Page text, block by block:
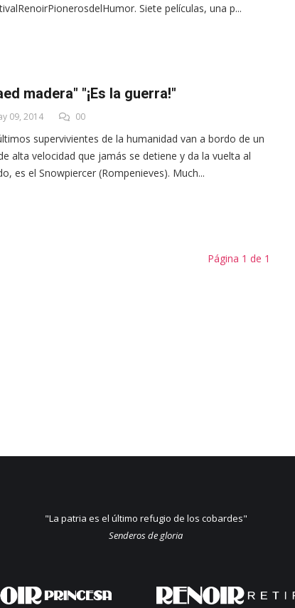
Siete películas, una p...
madera" "¡Es la guerra!"
09, 2014 00
supervivientes de la humanidad van a bordo de un
alta velocidad que jamás se detiene y da la vuelta al
es el Snowpiercer (Rompenieves). Much...
Página 1 de 1
"La patria es el último refugio de los cobardes"
Senderos de gloria